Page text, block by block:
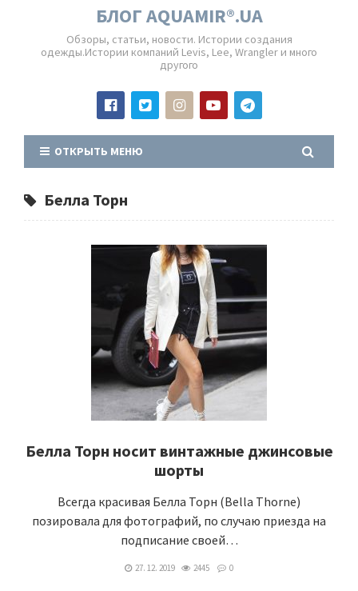
БЛОГ AQUAMIR®.UA
Обзоры, статьи, новости. Истории создания
одежды.Истории компаний Levis, Lee, Wrangler и много
другого
ОТКРЫТЬ МЕНЮ
Белла Торн
Белла Торн носит винтажные джинсовые
шорты
Всегда красивая Белла Торн (Bella Thorne)
позировала для фотографий, по случаю приезда на
подписание своей…
27. 12. 2019 2445 0